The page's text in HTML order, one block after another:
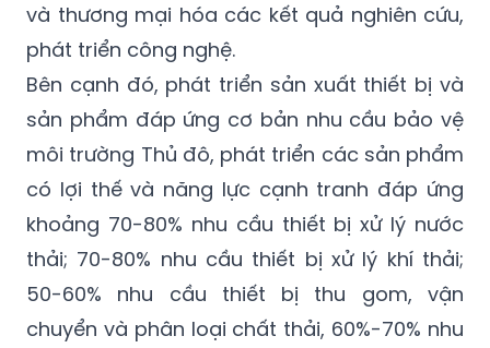
và thương mại hóa các kết quả nghiên cứu,
phát triển công nghệ.
Bên cạnh đó, phát triển sản xuất thiết bị và
sản phẩm đáp ứng cơ bản nhu cầu bảo vệ
môi trường Thủ đô, phát triển các sản phẩm
có lợi thế và năng lực cạnh tranh đáp ứng
khoảng 70-80% nhu cầu thiết bị xử lý nước
thải; 70-80% nhu cầu thiết bị xử lý khí thải;
50-60% nhu cầu thiết bị thu gom, vận
chuyển và phân loại chất thải, 60%-70% nhu